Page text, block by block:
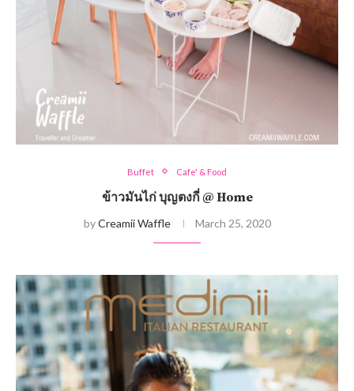
Buffet Cafe' & Food
ข้าวมันไก่ บุญตงกี่ @ Home
byCreamii Waffle March 25, 2020